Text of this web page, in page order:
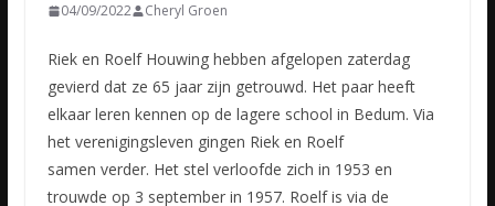
04/09/2022 Cheryl Groen
Riek en Roelf Houwing hebben afgelopen zaterdag
gevierd dat ze 65 jaar zijn getrouwd. Het paar heeft
elkaar leren kennen op de lagere school in Bedum. Via
het verenigingsleven gingen Riek en Roelf
samen verder. Het stel verloofde zich in 1953 en
trouwde op 3 september in 1957. Roelf is via de